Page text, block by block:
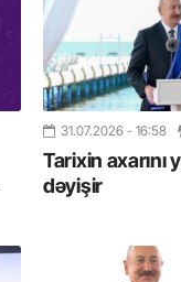
31.07.2026 - 16:58
Tarixin axarını
dəyişir